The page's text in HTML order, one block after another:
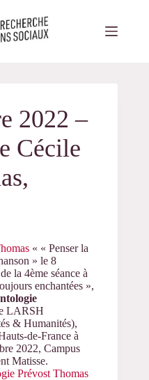
2022 –
Cécile
« « Penser la
» le 8
la 4ème séance à
enchantées »,
LARSH
& Humanités),
de-France à
2022, Campus
Matisse.
Prévost Thomas